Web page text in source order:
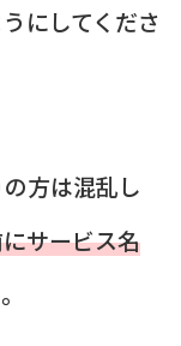
にしてくださ
方は混乱し
サービス名